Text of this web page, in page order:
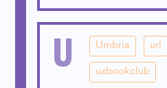
U Umbria url
uxbookclub